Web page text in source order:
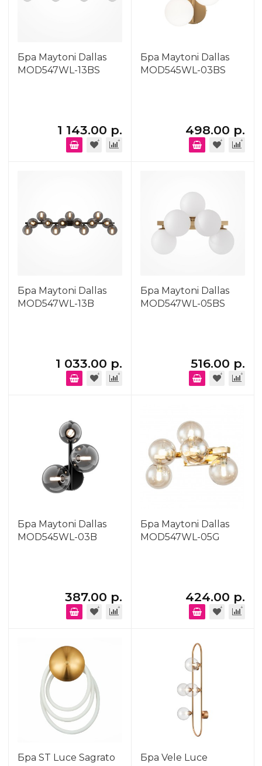
Бра Maytoni Dallas
MOD547WL-13BS
1 143.00 р.
Бра Maytoni Dallas
MOD545WL-03BS
498.00 р.
Бра Maytoni Dallas
MOD547WL-13B
1 033.00 р.
Бра Maytoni Dallas
MOD547WL-05BS
516.00 р.
Бра Maytoni Dallas
MOD545WL-03B
387.00 р.
Бра Maytoni Dallas
MOD547WL-05G
424.00 р.
Бра ST Luce Sagrato
Бра Vele Luce